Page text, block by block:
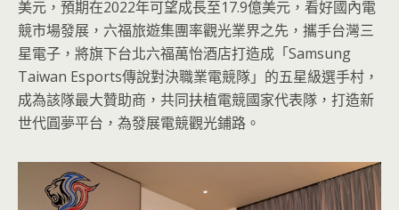
美元，預期在2022年可望成長至17.9億美元，看好國內電
競市場發展，六福旅遊集團率觀光業界之先，攜手台灣三
星電子，將旗下台北六福萬怡酒店打造成「Samsung
Taiwan Esports傳說對決職業電競隊」的五星級選手村，
成為該隊最大贊助商，共同扶植電競國家代表隊，打造新
世代圓夢平台，為發展電競觀光鋪路。